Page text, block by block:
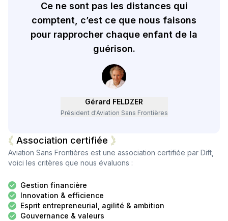
Ce ne sont pas les distances qui
comptent, c’est ce que nous faisons
pour rapprocher chaque enfant de la
guérison.
Gérard FELDZER
Président d'Aviation Sans Frontières
Association certifiée
Aviation Sans Frontières est une association certifiée par Dift,
voici les critères que nous évaluons :
Gestion financière
Innovation & efficience
Esprit entrepreneurial, agilité & ambition
Gouvernance & valeurs